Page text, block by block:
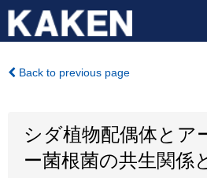
Back to previous page
シダ植物配偶体とア
ー菌根菌の共生関係